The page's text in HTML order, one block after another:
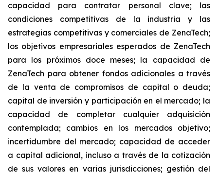
capacidad para contratar personal clave; las
condiciones competitivas de la industria y las
estrategias competitivas y comerciales de ZenaTech;
los objetivos empresariales esperados de ZenaTech
para los próximos doce meses; la capacidad de
ZenaTech para obtener fondos adicionales a través
de la venta de compromisos de capital o deuda;
capital de inversión y participación en el mercado; la
capacidad de completar cualquier adquisición
contemplada; cambios en los mercados objetivo;
incertidumbre del mercado; capacidad de acceder
a capital adicional, incluso a través de la cotización
de sus valores en varias jurisdicciones; gestión del